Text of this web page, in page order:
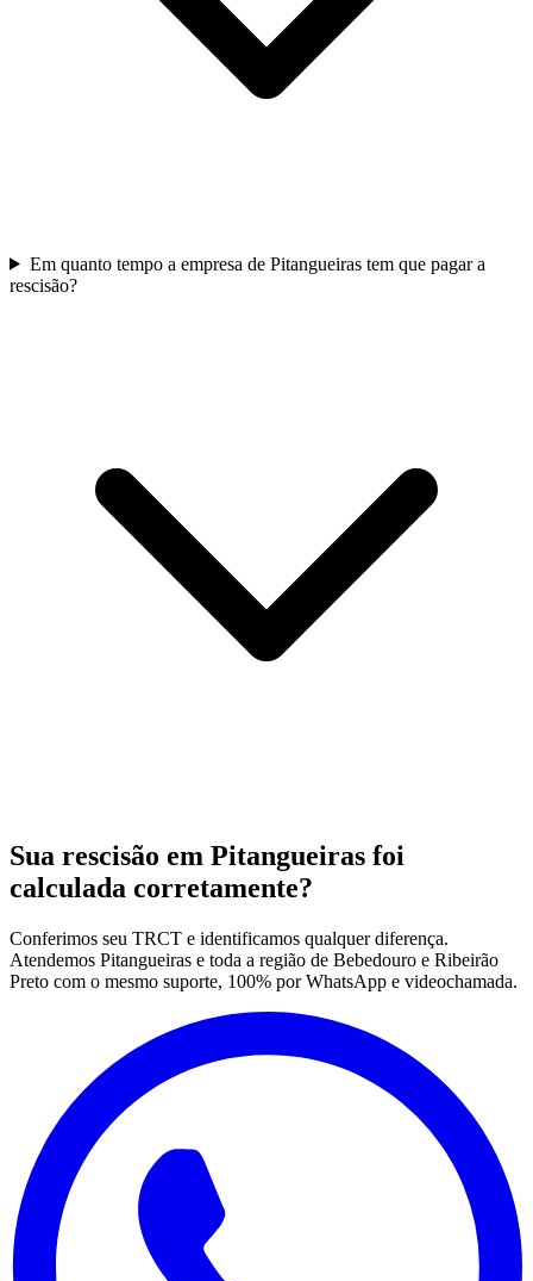
Em quanto tempo a empresa de Pitangueiras tem que pagar a
rescisão?
Sua rescisão em Pitangueiras foi
calculada corretamente?
Conferimos seu TRCT e identificamos qualquer diferença.
Atendemos Pitangueiras e toda a região de Bebedouro e Ribeirão
Preto com o mesmo suporte, 100% por WhatsApp e videochamada.